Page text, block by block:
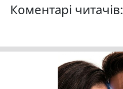
Коментарі читачів: